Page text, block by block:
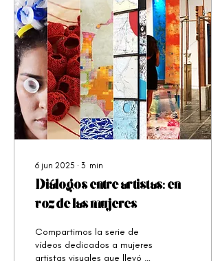
6 jun 2025 ∙ 3 min
Diálogos entre artistas: en
voz de las mujeres
Compartimos la serie de
vídeos dedicados a mujeres
artistas visuales que llevó a